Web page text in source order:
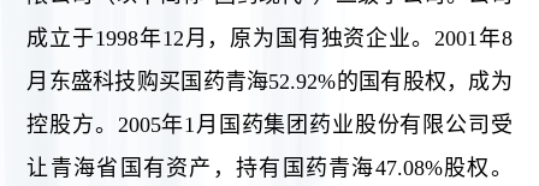
成立于1998年12月，原为国有独资企业。2001年8
月东盛科技购买国药青海52.92%的国有股权，成为
控股方。2005年1月国药集团药业股份有限公司受
让青海省国有资产，持有国药青海47.08%股权。